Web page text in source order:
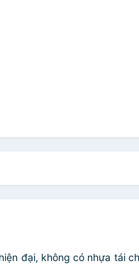
đại, không có nhựa tái